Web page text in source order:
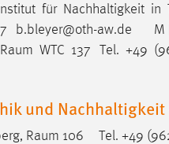
für Nachhaltigkeit in
b.bleyer@oth-­aw.de
Raum WTC 137 Tel. +49
und
Raum 106 Tel. +49